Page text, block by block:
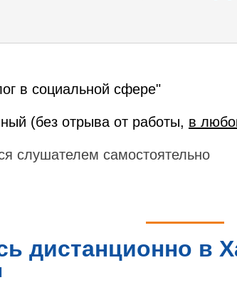
в социальной сфере"
(без отрыва от работы, в
слушателем самостоятельно
дистанционно в